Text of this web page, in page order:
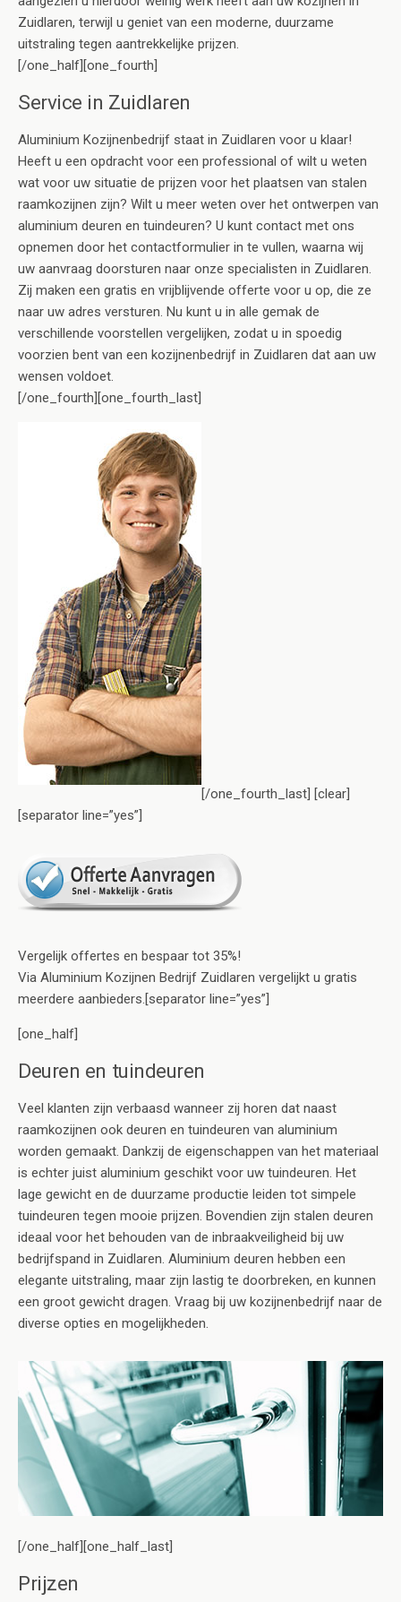
Zuidlaren, terwijl u geniet van een moderne, duurzame
uitstraling tegen aantrekkelijke prijzen.
[/one_half][one_fourth]
Service in Zuidlaren
Aluminium Kozijnenbedrijf staat in Zuidlaren voor u klaar!
Heeft u een opdracht voor een professional of wilt u weten
wat voor uw situatie de prijzen voor het plaatsen van stalen
raamkozijnen zijn? Wilt u meer weten over het ontwerpen van
aluminium deuren en tuindeuren? U kunt contact met ons
opnemen door het contactformulier in te vullen, waarna wij
uw aanvraag doorsturen naar onze specialisten in Zuidlaren.
Zij maken een gratis en vrijblijvende offerte voor u op, die ze
naar uw adres versturen. Nu kunt u in alle gemak de
verschillende voorstellen vergelijken, zodat u in spoedig
voorzien bent van een kozijnenbedrijf in Zuidlaren dat aan uw
wensen voldoet.
[/one_fourth][one_fourth_last]
[/one_fourth_last] [clear]
[separator line=”yes”]
Vergelijk offertes en bespaar tot 35%!
Via Aluminium Kozijnen Bedrijf Zuidlaren vergelijkt u gratis
meerdere aanbieders.[separator line=”yes”]
[one_half]
Deuren en tuindeuren
Veel klanten zijn verbaasd wanneer zij horen dat naast
raamkozijnen ook deuren en tuindeuren van aluminium
worden gemaakt. Dankzij de eigenschappen van het materiaal
is echter juist aluminium geschikt voor uw tuindeuren. Het
lage gewicht en de duurzame productie leiden tot simpele
tuindeuren tegen mooie prijzen. Bovendien zijn stalen deuren
ideaal voor het behouden van de inbraakveiligheid bij uw
bedrijfspand in Zuidlaren. Aluminium deuren hebben een
elegante uitstraling, maar zijn lastig te doorbreken, en kunnen
een groot gewicht dragen. Vraag bij uw kozijnenbedrijf naar de
diverse opties en mogelijkheden.
[/one_half][one_half_last]
Prijzen